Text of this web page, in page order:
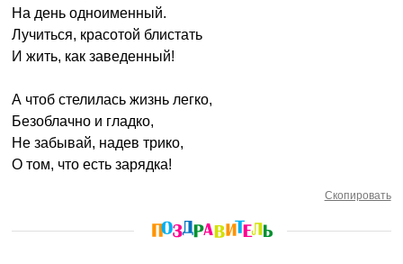
На день одноименный.
Лучиться, красотой блистать
И жить, как заведенный!
А чтоб стелилась жизнь легко,
Безоблачно и гладко,
Не забывай, надев трико,
О том, что есть зарядка!
Скопировать